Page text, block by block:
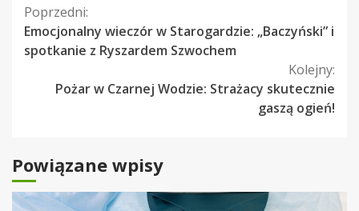
Kontynuuj
czytanie
Poprzedni:
Emocjonalny wieczór w Starogardzie: „Baczyński” i
spotkanie z Ryszardem Szwochem
Kolejny:
Pożar w Czarnej Wodzie: Strażacy skutecznie
gaszą ogień!
Powiązane wpisy